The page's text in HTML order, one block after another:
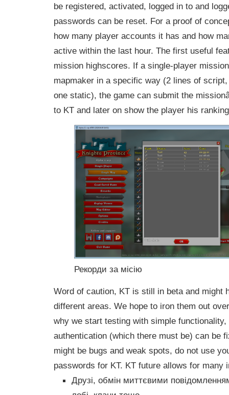
be registered, activated, logged in to and
passwords can be reset. For a proof of
how many player accounts it has and how
active within the last hour. The first useful
mission highscores. If a single-player
mapmaker in a specific way (2 lines of
one static), the game can submit the
to KT and later on show the player his
Рекорди за місію
Word of caution, KT is still in beta and might
different areas. We hope to iron them out
why we start testing with simple
authentication (which there must be) can be
might be bugs and weak spots, do not use
passwords for KT. KT future allows for many
Друзі, обмін миттєвими